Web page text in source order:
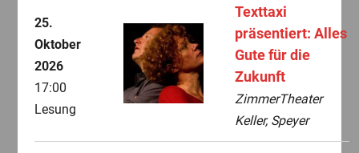
25.
Oktober
2026
17:00
Lesung
Texttaxi
präsentiert: Alles
Gute für die
Zukunft
ZimmerTheater
Keller, Speyer